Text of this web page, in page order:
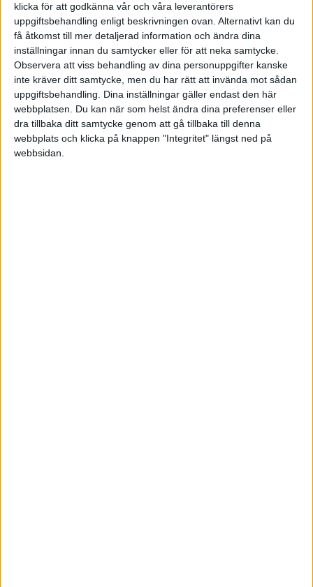
klicka för att godkänna vår och våra leverantörers
uppgiftsbehandling enligt beskrivningen ovan. Alternativt kan du
få åtkomst till mer detaljerad information och ändra dina
inställningar innan du samtycker eller för att neka samtycke.
Observera att viss behandling av dina personuppgifter kanske
inte kräver ditt samtycke, men du har rätt att invända mot sådan
uppgiftsbehandling. Dina inställningar gäller endast den här
webbplatsen. Du kan när som helst ändra dina preferenser eller
dra tillbaka ditt samtycke genom att gå tillbaka till denna
webbplats och klicka på knappen "Integritet" längst ned på
webbsidan.
konsultkollegor? Varför skulle annars kunden välja dig?
Är väl någon regel att om man bara har en kund i bolag kan man
räknas som anställd efter en period vilket bolag generellt inte gillar,
men det där kan säkert någon bättre än mig.
anon67560561 1 Juli 2024 13:42
11